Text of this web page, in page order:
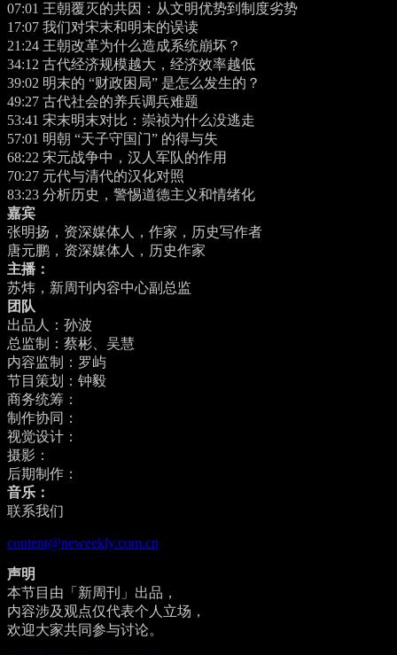
07:01 王朝覆灭的共因：从文明优势到制度劣势
17:07 我们对宋末和明末的误读
21:24 王朝改革为什么造成系统崩坏？
34:12 古代经济规模越大，经济效率越低
39:02 明末的 “财政困局” 是怎么发生的？
49:27 古代社会的养兵调兵难题
53:41 宋末明末对比：崇祯为什么没逃走
57:01 明朝 “天子守国门” 的得与失
68:22 宋元战争中，汉人军队的作用
70:27 元代与清代的汉化对照
83:23 分析历史，警惕道德主义和情绪化
嘉宾
张明扬，资深媒体人，作家，历史写作者
唐元鹏，资深媒体人，历史作家
主播：
苏炜，新周刊内容中心副总监
团队
出品人：孙波
总监制：蔡彬、吴慧
内容监制：罗屿
节目策划：钟毅
商务统筹：
制作协同：
视觉设计：
摄影：
后期制作：
音乐：
联系我们
content@neweekly.com.cn
声明
本节目由「新周刊」出品，
内容涉及观点仅代表个人立场，
欢迎大家共同参与讨论。